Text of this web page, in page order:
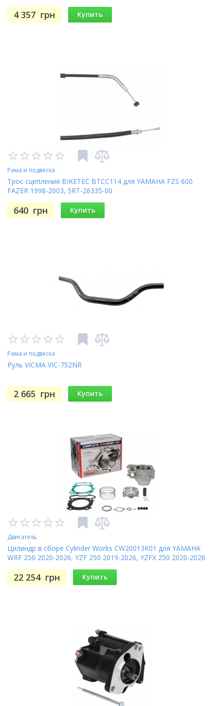
4 357 грн Купить
Рама и подвеска
Трос сцепления BIKETEC BTCC114 для YAMAHA FZS 600
FAZER 1998-2003, 5RT-26335-00
640 грн Купить
Рама и подвеска
Руль VICMA VIC-752NR
2 665 грн Купить
Двигатель
Цилиндр в сборе Cylinder Works CW20013K01 для YAMAHA
WRF 250 2020-2026, YZF 250 2019-2026, YZFX 250 2020-2026
22 254 грн Купить